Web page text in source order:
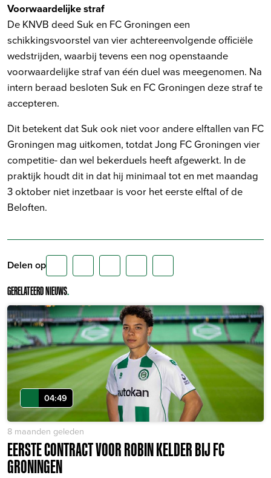
Voorwaardelijke straf
De KNVB deed Suk en FC Groningen een
schikkingsvoorstel van vier achtereenvolgende officiële
wedstrijden, waarbij tevens een nog openstaande
voorwaardelijke straf van één duel was meegenomen. Na
intern beraad besloten Suk en FC Groningen deze straf te
accepteren.
Dit betekent dat Suk ook niet voor andere elftallen van FC
Groningen mag uitkomen, totdat Jong FC Groningen vier
competitie- dan wel bekerduels heeft afgewerkt. In de
praktijk houdt dit in dat hij minimaal tot en met maandag
3 oktober niet inzetbaar is voor het eerste elftal of de
Beloften.
Delen op
GERELATEERD NIEUWS.
04:49
8 maanden geleden
EERSTE CONTRACT VOOR ROBIN KELDER BIJ FC
GRONINGEN